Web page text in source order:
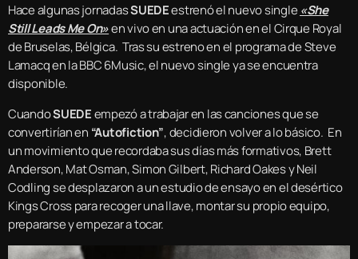
Hace algunas jornadasSUEDEestrenó el nuevo single «She
Still Leads Me On»en vivo en una actuación en el Cirque Royal
de Bruselas, Bélgica. Tras su estreno en el programa de Steve
Lamacq en la BBC 6Music, el nuevo single ya se encuentra
disponible.
CuandoSUEDEempezó a trabajar en las canciones que se
convertirían en “Autofiction”, decidieron volver a lo básico. En
un movimiento que recordaba sus días más formativos, Brett
Anderson, Mat Osman, Simon Gilbert, Richard Oakes y Neil
Codling se desplazaron a un estudio de ensayo en el desértico
Kings Cross para recoger una llave, montar su propio equipo,
prepararse y empezar a tocar.